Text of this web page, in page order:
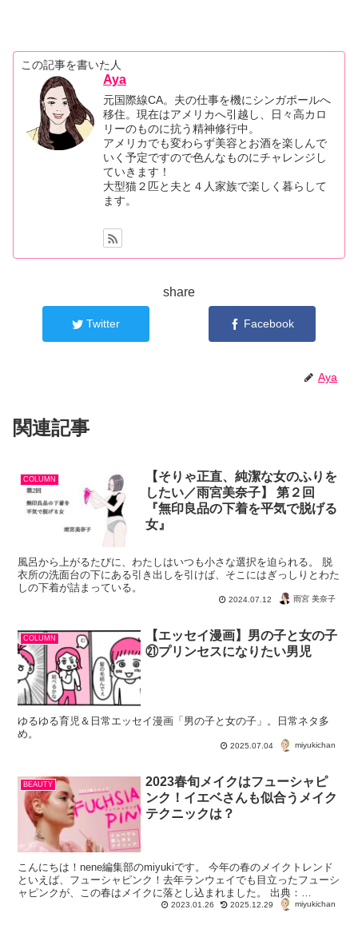
この記事を書いた人
Aya
元国際線CA。夫の仕事を機にシンガポールへ
移住。現在はアメリカへ引越し、日々高カロ
リーのものに抗う精神修行中。
アメリカでも変わらず美容とお酒を楽しんで
いく予定ですので色んなものにチャレンジし
ていきます！
大型猫２匹と夫と４人家族で楽しく暮らして
ます。
share
Twitter Facebook
Aya
関連記事
COLUMN
【そりゃ正直、純潔な女のふりを
したい／雨宮美奈子】 第２回
『無印良品の下着を平気で脱げる
女』
風呂から上がるたびに、わたしはいつも小さな選択を迫られる。 脱
衣所の洗面台の下にある引き出しを引けば、そこにはぎっしりとわた
しの下着が詰まっている。
2024.07.12 雨宮 美奈子
COLUMN
【エッセイ漫画】男の子と女の子
㉑プリンセスになりたい男児
ゆるゆる育児＆日常エッセイ漫画「男の子と女の子」。日常ネタ多
め。
2025.07.04 miyukichan
BEAUTY
2023春旬メイクはフューシャピ
ンク！イエベさんも似合うメイク
テクニックは？
こんにちは！nene編集部のmiyukiです。 今年の春のメイクトレンド
といえば、フューシャピンク！去年ランウェイでも目立ったフューシ
ャピンクが、この春はメイクに落とし込まれました。 出典：
2023.01.26 2025.12.29 miyukichan